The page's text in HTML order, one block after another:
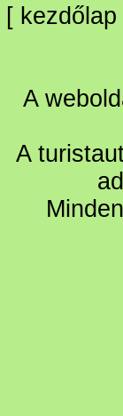
[ kezdőlap
A
A